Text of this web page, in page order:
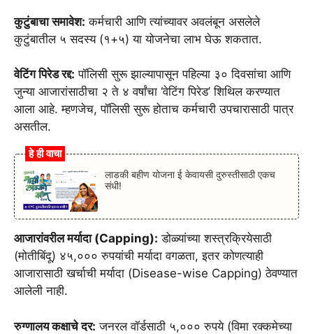
कुटुंबाचा समावेश: कर्मचारी आणि त्यांच्यावर अवलंबून असलेले
कुटुंबातील ५ सदस्य (१+५) या योजनेचा लाभ घेऊ शकतात.
वेटिंग पिरेड रद्द: पॉलिसी सुरू झाल्यापासून पहिल्या ३० दिवसांचा आणि
जुन्या आजारांसाठीचा २ ते ४ वर्षांचा ‘वेटिंग पिरेड’ शिथिल करण्यात
आला आहे. म्हणजेच, पॉलिसी सुरू होताच कर्मचारी उपचारासाठी पात्र
असतील.
हे ही वाचा
लाडकी बहीण योजना ई केवायसी दुरुस्तीसाठी एकच
संधी!
आजारांवरील मर्यादा (Capping): डोळ्यांच्या शस्त्रक्रियेसाठी
(मोतीबिंदू) ४५,००० रुपयांची मर्यादा वगळता, इतर कोणत्याही
आजारासाठी खर्चाची मर्यादा (Disease-wise Capping) ठेवण्यात
आलेली नाही.
रुग्णालय कक्षाचे दर: जनरल वॉर्डसाठी ५,००० रुपये (विमा रक्कमेच्या